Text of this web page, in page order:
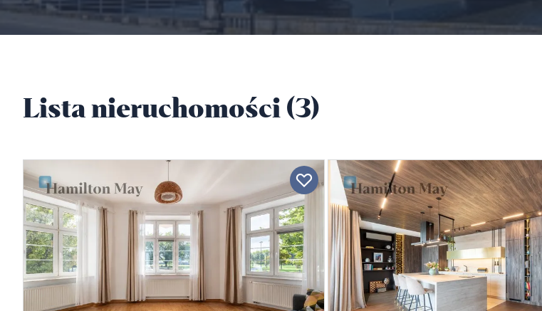
Lista nieruchomości (3)